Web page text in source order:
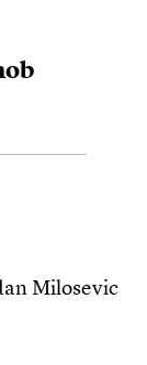
Milosevic